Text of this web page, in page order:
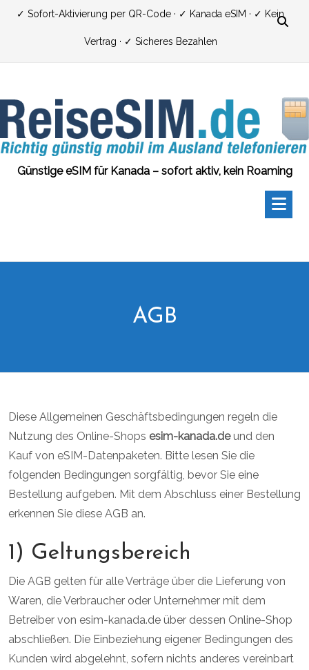
Zum✓ Sofort-Aktivierung per QR-Code · ✓ Kanada eSIM · ✓ Kein
Vertrag · ✓ Sicheres Bezahlen
Günstige eSIM für Kanada – sofort aktiv, kein Roaming
AGB
Diese Allgemeinen Geschäftsbedingungen regeln die
Nutzung des Online-Shops esim-kanada.deund den
Kauf von eSIM-Datenpaketen. Bitte lesen Sie die
folgenden Bedingungen sorgfältig, bevor Sie eine
Bestellung aufgeben. Mit dem Abschluss einer Bestellung
erkennen Sie diese AGB an.
1) Geltungsbereich
Die AGB gelten für alle Verträge über die Lieferung von
Waren, die Verbraucher oder Unternehmer mit dem
Betreiber von esim-kanada.de über dessen Online-Shop
abschließen. Die Einbeziehung eigener Bedingungen des
Kunden wird abgelehnt, sofern nichts anderes vereinbart